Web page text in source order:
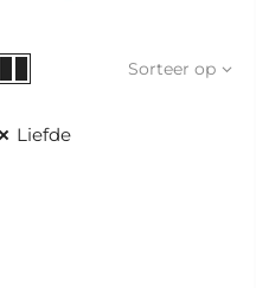
Sorteer op
Liefde